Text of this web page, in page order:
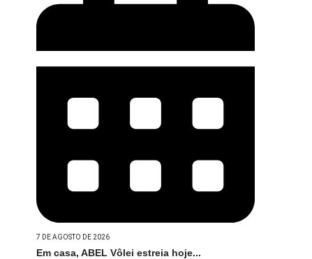
7 DE AGOSTO DE 2026
Em casa, ABEL Vôlei estreia hoje...